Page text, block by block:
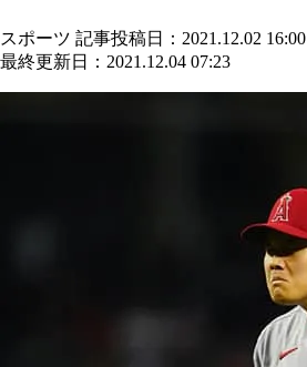
スポーツ 記事投稿日：2021.12.02 16:00
最終更新日：2021.12.04 07:23